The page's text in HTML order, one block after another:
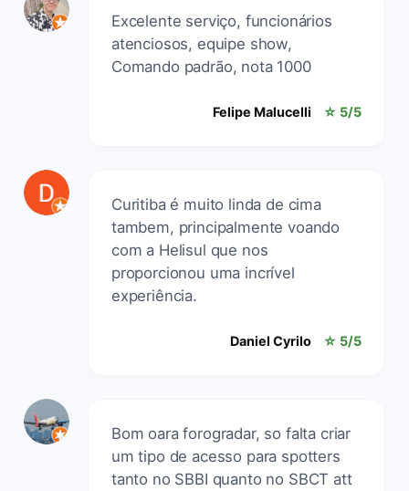
Excelente serviço, funcionários
atenciosos, equipe show,
Comando padrão, nota 1000
Felipe Malucelli ☆ 5/5
Curitiba é muito linda de cima
tambem, principalmente voando
com a Helisul que nos
proporcionou uma incrível
experiência.
Daniel Cyrilo ☆ 5/5
Bom oara forogradar, so falta criar
um tipo de acesso para spotters
tanto no SBBI quanto no SBCT att